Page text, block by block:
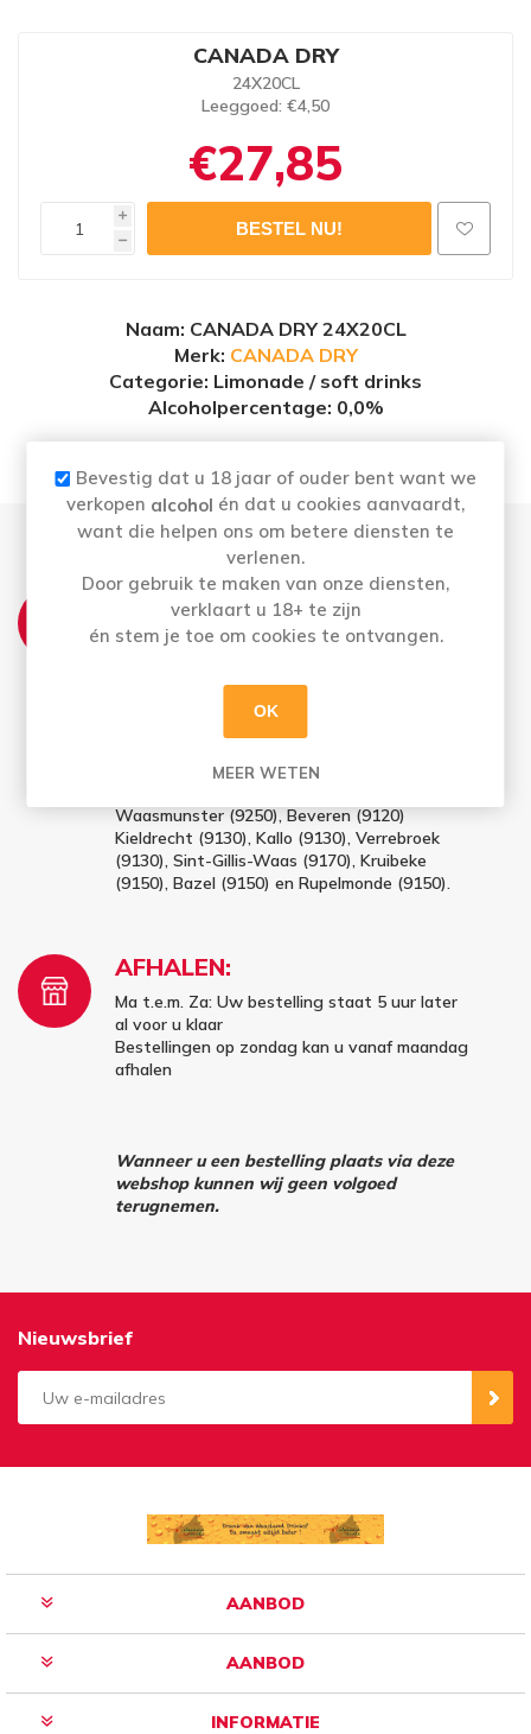
CANADA DRY
24X20CL
Leeggoed: €4,50
€27,85
i
h
Naam: CANADA DRY 24X20CL
Merk: CANADA DRY
Categorie: Limonade / soft drinks
Alcoholpercentage: 0,0%
THUISLEVERING:
Ma t.e.m. Vrij: Vóór 16u besteld = morgen in
16u) worden maandag geleverd
leeggoed) in Sint-Niklaas (9100), Belsele
Waasmunster (9250), Beveren (9120)
Kieldrecht (9130), Kallo (9130), Verrebroek
(9130), Sint-Gillis-Waas (9170), Kruibeke
(9150), Bazel (9150) en Rupelmonde (9150).
AFHALEN:
Ma t.e.m. Za: Uw bestelling staat 5 uur later
al voor u klaar
Bestellingen op zondag kan u vanaf maandag
afhalen
Wanneer u een bestelling plaats via deze
webshop kunnen wij geen volgoed
terugnemen.
Nieuwsbrief
AANBOD
AANBOD
INFORMATIE
Bevestig dat u 18 jaar of ouder bent want we
verkopen alcohol én dat u cookies aanvaardt,
want die helpen ons om betere diensten te
verlenen.
Door gebruik te maken van onze diensten,
verklaart u 18+ te zijn
én stem je toe om cookies te ontvangen.
OK
MEER WETEN